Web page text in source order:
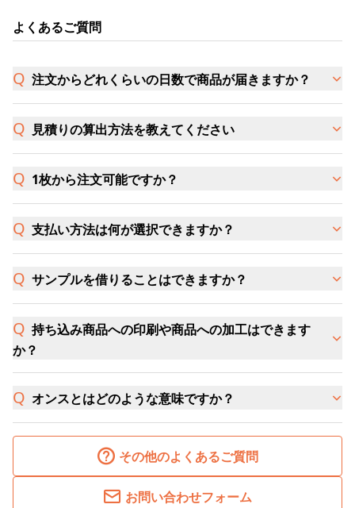
よくあるご質問
注文からどれくらいの日数で商品が届きますか？
見積りの算出方法を教えてください
1枚から注文可能ですか？
支払い方法は何が選択できますか？
サンプルを借りることはできますか？
持ち込み商品への印刷や商品への加工はできます
か？
オンスとはどのような意味ですか？
その他のよくあるご質問
お問い合わせフォーム